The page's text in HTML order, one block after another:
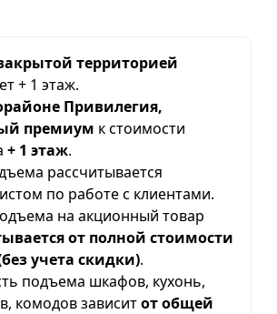
территорией
+ 1 этаж.
Привилегия,
премиум к стоимости
+ 1 этаж.
рассчитывается
по работе с клиентами.
на акционный товар
от полной стоимости
учета скидки).
подъема шкафов, кухонь,
комодов зависитот общей